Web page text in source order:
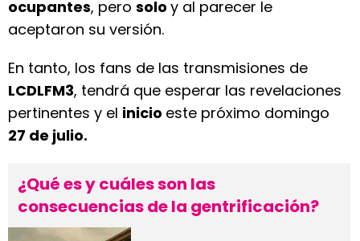
ocupantes, pero solo y al parecer le
aceptaron su versión.
En tanto, los fans de las transmisiones de
LCDLFM3, tendrá que esperar las revelaciones
pertinentes y el inicio este próximo domingo
27 de julio.
¿Qué es y cuáles son las
consecuencias de la gentrificación?